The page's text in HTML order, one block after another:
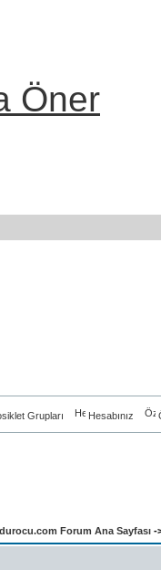
Öner
Grupları Hesabınız
Forum Ana Sayfası -